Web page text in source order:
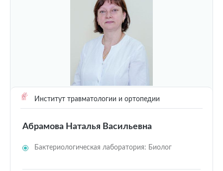
Институт травматологии и ортопедии
Абрамова Наталья Васильевна
Бактериологическая лаборатория: Биолог